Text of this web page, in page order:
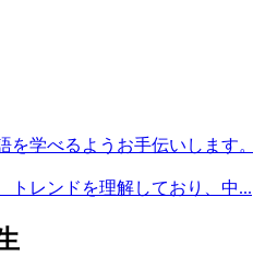
を学べるようお手伝いします
トレンドを理解しており、中...